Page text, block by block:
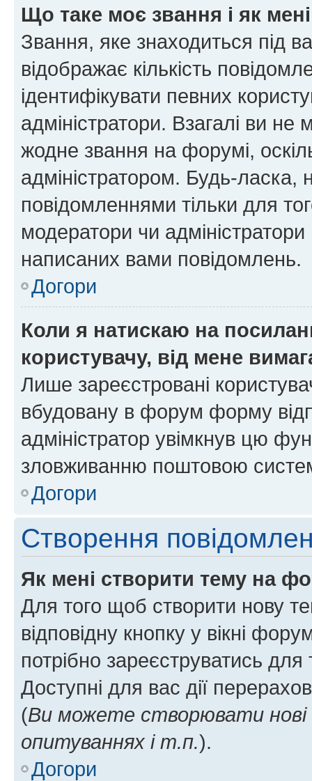
Що таке моє звання і як
Звання, яке знаходиться під
відображає кількість
ідентифікувати певних
адміністратори. Взагалі ви
жодне звання на форумі,
адміністратором. Будь-
повідомленнями тільки для
модератори чи
написаних вами повідомлень.
Догори
Коли я натискаю на
користувачу, від мене
Лише зареєстровані
вбудовану в форум форму
адміністратор увімкнув цю
зловживанню поштовою
Догори
Створення
Як мені створити тему на
Для того щоб створити нову
відповідну кнопку у вікні
потрібно зареєструватись
Доступні для вас дії
(Ви можете створювати
опитуваннях і т.п.).
Догори